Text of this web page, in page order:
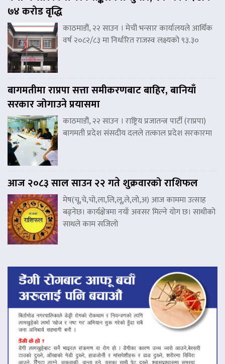
७४ करोड वृद्धि
काठमाडौं, २२ साउन । मेची भन्सार कार्यालयले आर्थिक
वर्ष २०८२/८३ मा निर्धारित राजस्व लक्ष्यको ९३.३०
बागमतीमा राप्रपा सत्ता समीकरणबाट बाहिर, बानियाँ
सरकार जोगाउने प्रयासमा
काठमाडौं, २२ साउन । राष्ट्रिय प्रजातन्त्र पार्टी (राप्रपा)
बागमती प्रदेश संसदीय दलले तत्काल प्रदेश सरकारमा
आज २०८३ साल साउन २२ गते शुक्रवारको राशिफल
मेष(चू,चे,चो,ला,लि,लू,ले,लो,अ) आज काममा उत्साह
बढ्नेछ। कार्यक्षेत्रमा नयाँ अवसर मिल्ने योग छ। साथीको
साथले काम सजिलो